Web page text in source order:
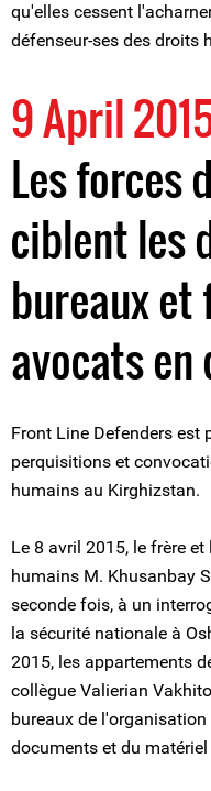
qu'elles cessent
défenseur-ses des droits
9 April
Les forces
ciblent les
bureaux
avocats
Front Line Defenders est
perquisitions et
humains au Kirghizstan.
Le 8 avril 2015, le frère
humains M. Khusanbay
seconde fois, à un
la sécurité nationale à
2015, les appartements
collègue Valierian
bureaux de
documents et du